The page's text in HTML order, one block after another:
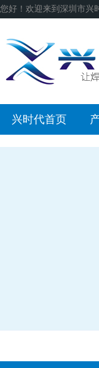
您好！欢迎来到深圳市兴
兴时代首页